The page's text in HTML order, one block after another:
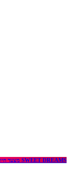
The Rest of מצעד היום (גרסת האלבום) 22 – 4.8.26 – מהדורת SWEET DREAMS